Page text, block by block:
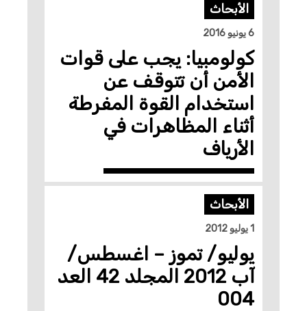
الأبحاث
كولومبيا: يجب على قوات
الأمن أن تتوقف عن
استخدام القوة المفرطة
أثناء المظاهرات في
الأرياف
الأبحاث
يوليو/ تموز – اغسطس/
آب 2012 المجلد 42 العد
004